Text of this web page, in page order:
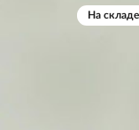
На складе